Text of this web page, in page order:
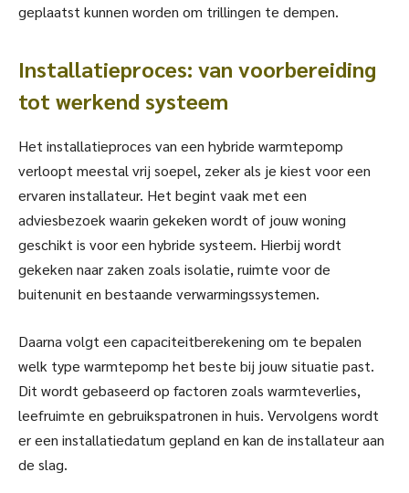
geplaatst kunnen worden om trillingen te dempen.
Installatieproces: van voorbereiding
tot werkend systeem
Het installatieproces van een hybride warmtepomp
verloopt meestal vrij soepel, zeker als je kiest voor een
ervaren installateur. Het begint vaak met een
adviesbezoek waarin gekeken wordt of jouw woning
geschikt is voor een hybride systeem. Hierbij wordt
gekeken naar zaken zoals isolatie, ruimte voor de
buitenunit en bestaande verwarmingssystemen.
Daarna volgt een capaciteitberekening om te bepalen
welk type warmtepomp het beste bij jouw situatie past.
Dit wordt gebaseerd op factoren zoals warmteverlies,
leefruimte en gebruikspatronen in huis. Vervolgens wordt
er een installatiedatum gepland en kan de installateur aan
de slag.